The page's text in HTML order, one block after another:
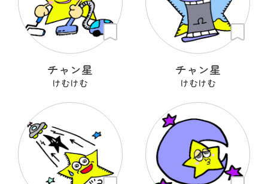
チャン星
けむけむ
チャン星
けむけむ